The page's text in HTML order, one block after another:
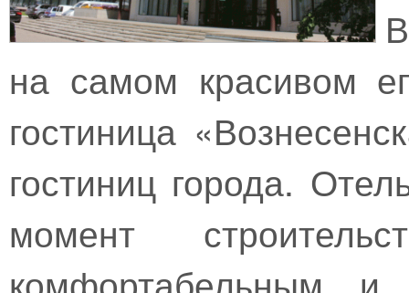
на самом красивом
гостиница
гостиниц города.
момент